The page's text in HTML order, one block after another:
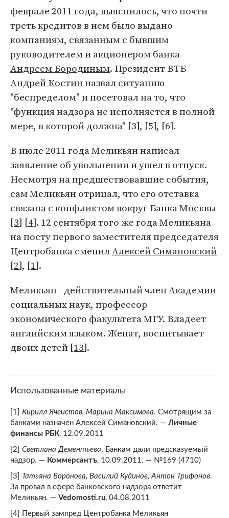
феврале 2011 года, выяснилось, что почти
треть кредитов в нем было выдано
компаниям, связанным с бывшим
руководителем и акционером банка
Андреем Бородиным. Президент ВТБ
Андрей Костинназвал ситуацию
"беспределом" и посетовал на то, что
"функция надзора не исполняется в полной
мере, в которой должна" [3], [5], [6].
В июле 2011 года Меликьян написал
заявление об увольнении и ушел в отпуск.
Несмотря на предшествовавшие события,
сам Меликьян отрицал, что его отставка
связана с конфликтом вокруг Банка Москвы
[3] [4]. 12 сентября того же года Меликьяна
на посту первого заместителя председателя
Центробанка сменилАлексей Симановский
[2], [1].
Меликьян - действительный член Академии
социальных наук, профессор
экономического факультета МГУ. Владеет
английским языком. Женат, воспитывает
двоих детей [13].
Использованные материалы
[1] Кирилл Ячеистов, Марина Максимова. Смотрящим за
банками назначен Алексей Симановский. — Личные
финансы РБК, 12.09.2011
[2] Светлана Дементьева. Банкам дали предсказуемый
надзор. — Коммерсантъ, 10.09.2011. — №169 (4710)
[3] Татьяна Воронова, Василий Кудинов, Антон Трифонов.
За провал в сфере банковского надзора ответит
Меликьян. — Vedomosti.ru, 04.08.2011
[4] Первый зампред Центробанка Меликьян